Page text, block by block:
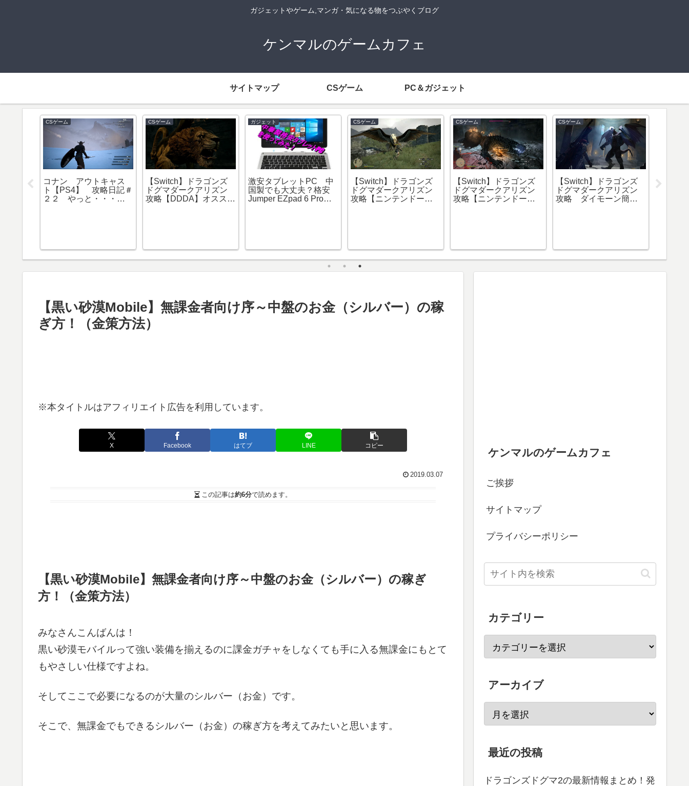
ガジェットやゲーム,マンガ・気になる物をつぶやくブログ
ケンマルのゲームカフェ
サイトマップ CSゲーム PC＆ガジェット
CSゲーム
コナン アウトキャス
ト【PS4】 攻略日記＃
２２ やっと・・・星
CSゲーム
【Switch】ドラゴンズ
ドグマダークアリズン
攻略【DDDA】オススメ
ガジェット
激安タブレットPC 中
国製でも大丈夫？格安
Jumper EZpad 6 Proを
CSゲーム
【Switch】ドラゴンズ
ドグマダークアリズン
攻略【ニンテンドース
CSゲーム
【Switch】ドラゴンズ
ドグマダークアリズン
攻略【ニンテンドース
CSゲーム
【Switch】ドラゴンズ
ドグマダークアリズン
攻略 ダイモーン簡単
コナン
【黒い砂漠Mobile】無課金者向け序～中盤のお金（シルバー）の稼
ぎ方！（金策方法）
※本タイトルはアフィリエイト広告を利用しています。
X Facebook はてブ LINE コピー
2019.03.07
この記事は約6分で読めます。
【黒い砂漠Mobile】無課金者向け序～中盤のお金（シルバー）の稼ぎ
方！（金策方法）
みなさんこんばんは！
黒い砂漠モバイルって強い装備を揃えるのに課金ガチャをしなくても手に入る無課金にもとて
もやさしい仕様ですよね。
そしてここで必要になるのが大量のシルバー（お金）です。
そこで、無課金でもできるシルバー（お金）の稼ぎ方を考えてみたいと思います。
ケンマルのゲームカフェ
ご挨拶
サイトマップ
プライバシーポリシー
カテゴリー
アーカイブ
最近の投稿
ドラゴンズドグマ2の最新情報まとめ！発